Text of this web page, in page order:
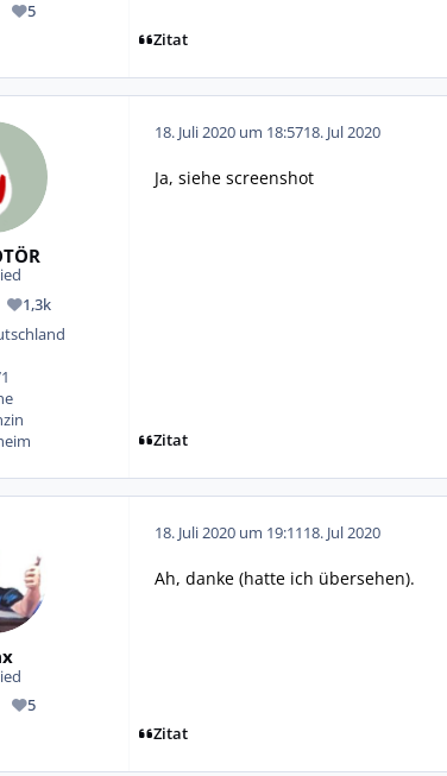
5
Reputation
Zitat
1,3k
Reputation
18. Juli 2020 um 18:5718. Jul 2020
Ja, siehe screenshot
Zitat
5
Reputation
18. Juli 2020 um 19:1118. Jul 2020
Ah, danke (hatte ich übersehen).
Zitat